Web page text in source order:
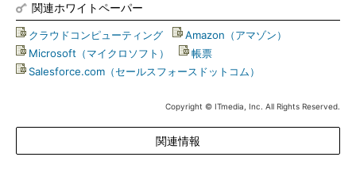
関連ホワイトペーパー
クラウドコンピューティング Amazon（アマゾン）
Microsoft（マイクロソフト）
帳票
Salesforce.com（セールスフォースドットコム）
Copyright © ITmedia, Inc. All Rights Reserved.
関連情報